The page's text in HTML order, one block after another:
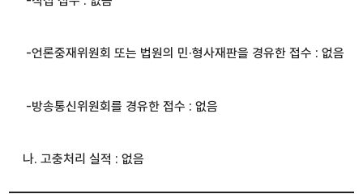
-언론중재위원회 또는 법원의 민·형사재판을 경유한 접수 : 없음
-방송통신위원회를 경유한 접수 : 없음
나. 고충처리 실적 : 없음